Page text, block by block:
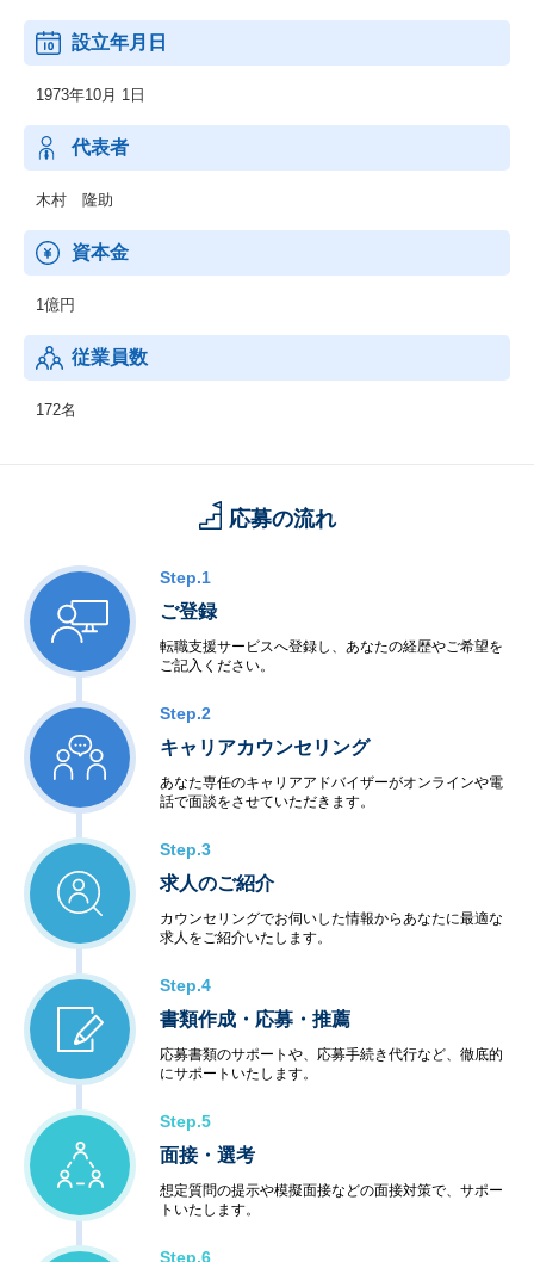
設立年月日
1973年10月 1日
代表者
木村 隆助
資本金
1億円
従業員数
172名
応募の流れ
Step.1
ご登録
転職支援サービスへ登録し、あなたの経歴やご希望を
ご記入ください。
Step.2
キャリアカウンセリング
あなた専任のキャリアアドバイザーがオンラインや電
話で面談をさせていただきます。
Step.3
求人のご紹介
カウンセリングでお伺いした情報からあなたに最適な
求人をご紹介いたします。
Step.4
書類作成・応募・推薦
応募書類のサポートや、応募手続き代行など、徹底的
にサポートいたします。
Step.5
面接・選考
想定質問の提示や模擬面接などの面接対策で、サポー
トいたします。
Step.6